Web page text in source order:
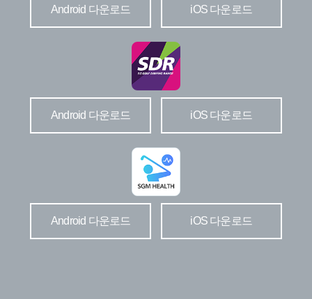
Android 다운로드 iOS 다운로드
Android 다운로드 iOS 다운로드
Android 다운로드 iOS 다운로드